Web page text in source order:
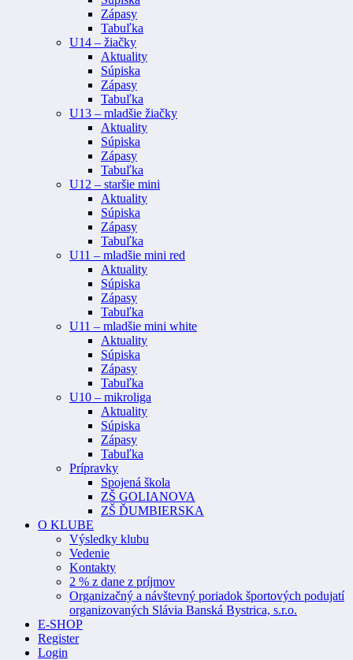
Zápasy
Tabuľka
U14 – žiačky
Aktuality
Súpiska
Zápasy
Tabuľka
U13 – mladšie žiačky
Aktuality
Súpiska
Zápasy
Tabuľka
U12 – staršie mini
Aktuality
Súpiska
Zápasy
Tabuľka
U11 – mladšie mini red
Aktuality
Súpiska
Zápasy
Tabuľka
U11 – mladšie mini white
Aktuality
Súpiska
Zápasy
Tabuľka
U10 – mikroliga
Aktuality
Súpiska
Zápasy
Tabuľka
Prípravky
Spojená škola
ZŠ GOLIANOVA
ZŠ ĎUMBIERSKA
O KLUBE
Výsledky klubu
Vedenie
Kontakty
2 % z dane z príjmov
Organizačný a návštevný poriadok športových podujatí
organizovaných Slávia Banská Bystrica, s.r.o.
E-SHOP
Register
Login